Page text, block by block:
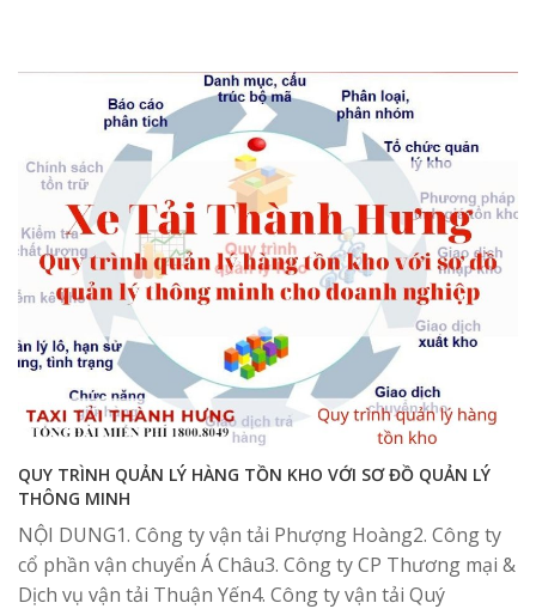
QUY TRÌNH QUẢN LÝ HÀNG TỒN KHO VỚI SƠ ĐỒ QUẢN LÝ
THÔNG MINH
NỘI DUNG1. Công ty vận tải Phượng Hoàng2. Công ty
cổ phần vận chuyển Á Châu3. Công ty CP Thương mại &
Dịch vụ vận tải Thuận Yến4. Công ty vận tải Quý